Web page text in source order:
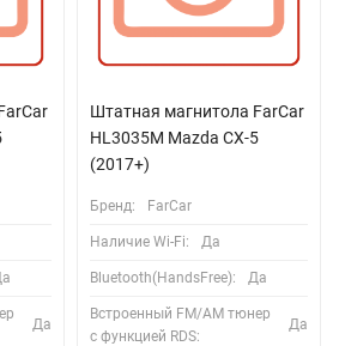
Да
Штатная магнитола FarCar
HL3035M Mazda CX-5
(2017+)
Бренд: FarCar
Наличие Wi-Fi: Да
Bluetooth(HandsFree): Да
Встроенный FM/AM тюнер
с функцией RDS:
Да